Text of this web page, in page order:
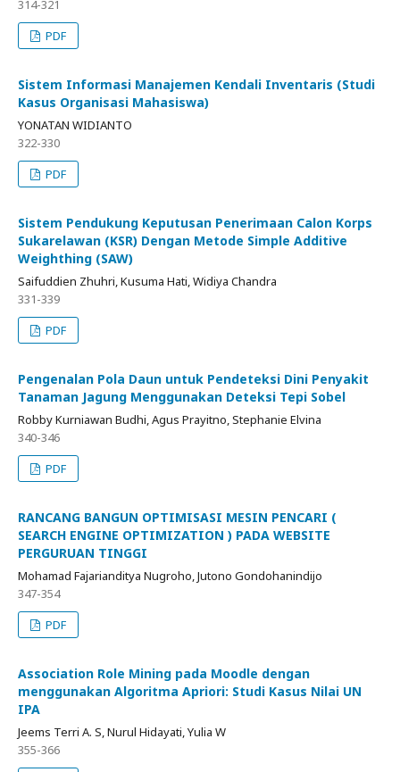
314-321
PDF
Sistem Informasi Manajemen Kendali Inventaris (Studi
Kasus Organisasi Mahasiswa)
YONATAN WIDIANTO
322-330
PDF
Sistem Pendukung Keputusan Penerimaan Calon Korps
Sukarelawan (KSR) Dengan Metode Simple Additive
Weighthing (SAW)
Saifuddien Zhuhri, Kusuma Hati, Widiya Chandra
331-339
PDF
Pengenalan Pola Daun untuk Pendeteksi Dini Penyakit
Tanaman Jagung Menggunakan Deteksi Tepi Sobel
Robby Kurniawan Budhi, Agus Prayitno, Stephanie Elvina
340-346
PDF
RANCANG BANGUN OPTIMISASI MESIN PENCARI (
SEARCH ENGINE OPTIMIZATION ) PADA WEBSITE
PERGURUAN TINGGI
Mohamad Fajarianditya Nugroho, Jutono Gondohanindijo
347-354
PDF
Association Role Mining pada Moodle dengan
menggunakan Algoritma Apriori: Studi Kasus Nilai UN
IPA
Jeems Terri A. S, Nurul Hidayati, Yulia W
355-366